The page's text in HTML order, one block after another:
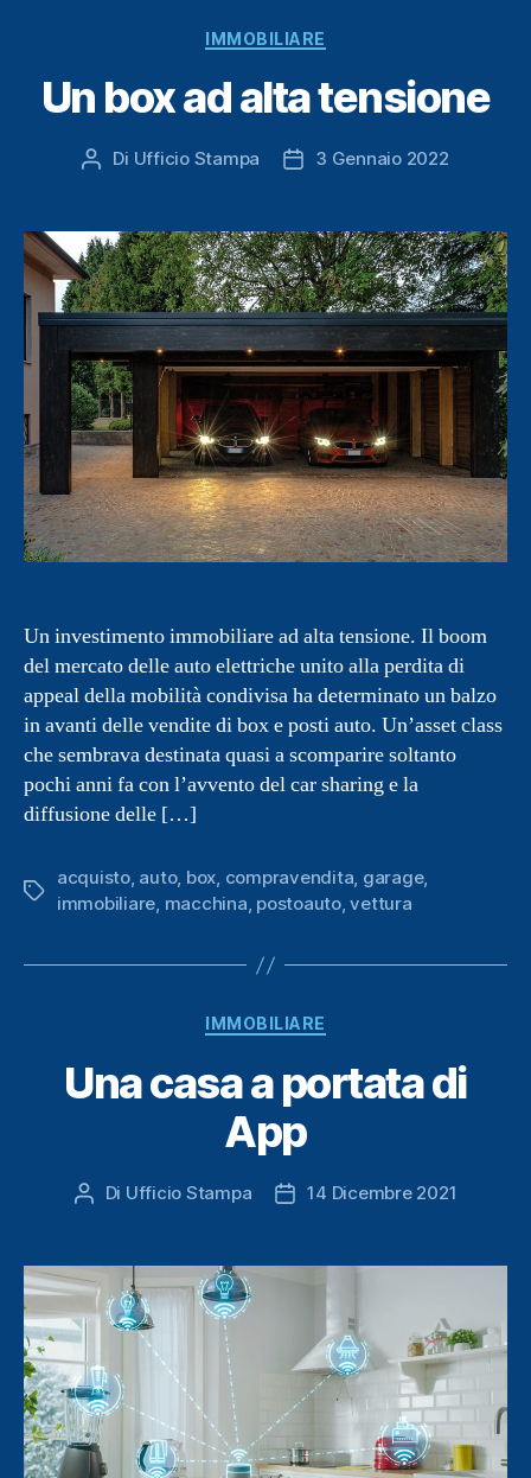
Categorie
IMMOBILIARE
Un box ad alta tensione
Autore
Di Ufficio Stampa
Data3 Gennaio 2022
Un investimento immobiliare ad alta tensione. Il boom
del mercato delle auto elettriche unito alla perdita di
appeal della mobilità condivisa ha determinato un balzo
in avanti delle vendite di box e posti auto. Un’asset class
che sembrava destinata quasi a scomparire soltanto
pochi anni fa con l’avvento del car sharing e la
diffusione delle […]
Tag
acquisto, auto, box, compravendita, garage,
immobiliare, macchina, postoauto,vettura
Categorie
IMMOBILIARE
Una casa a portata di
App
Autore
Di Ufficio Stampa
Data14 Dicembre 2021